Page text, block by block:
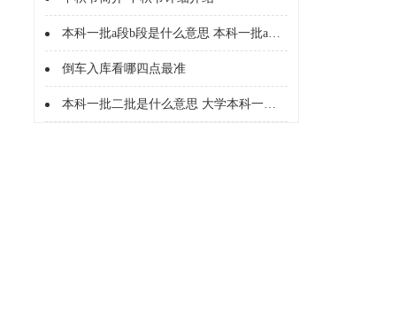
本科一批a段b段是什么意思 本科一批a段b段什么意思
倒车入库看哪四点最准
本科一批二批是什么意思 大学本科一批二批是什么意思